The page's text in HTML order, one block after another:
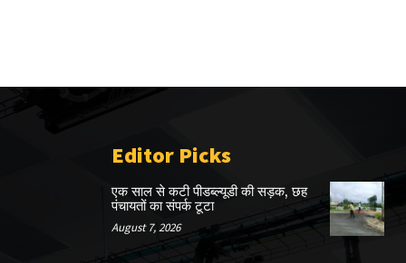
Editor Picks
एक साल से कटी पीडब्ल्यूडी की सड़क, छह
पंचायतों का संपर्क टूटा
August 7, 2026